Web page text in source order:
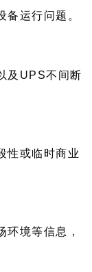
运行问题。
及UPS不间断
性或临时商业
环境等信息，